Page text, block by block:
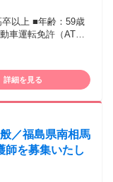
・皆勤・家族手当
手当金額：あり 1
円）と遅出手
月分＋人事考課に
出手当：1,000円／
■資格手当：月
以上 ■年齢：59歳
車運転免許（AT限
詳細を見る
／福島県南相馬
師を募集いたし